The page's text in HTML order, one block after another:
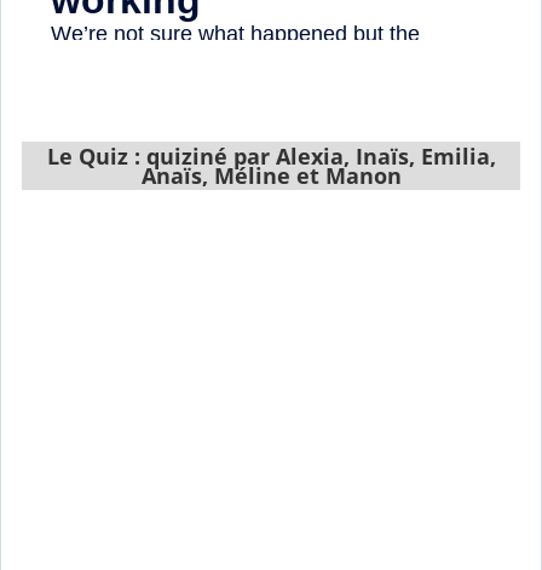
Le Quiz : quiziné par Alexia, Inaïs, Emilia,
Anaïs, Méline et Manon